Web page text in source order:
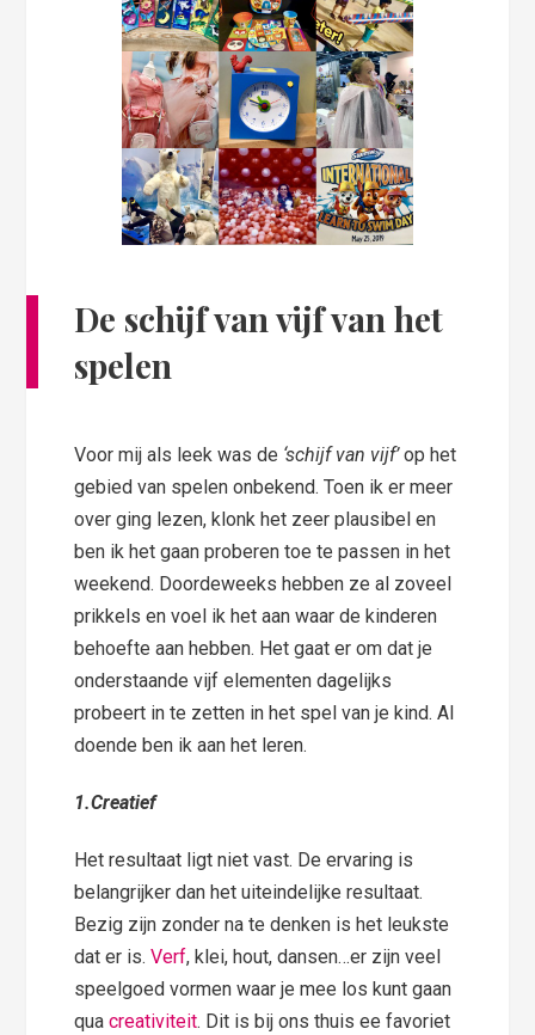
De schijf van vijf van het
spelen
Voor mij als leek was de ‘schijf van vijf’op het
gebied van spelen onbekend. Toen ik er meer
over ging lezen, klonk het zeer plausibel en
ben ik het gaan proberen toe te passen in het
weekend. Doordeweeks hebben ze al zoveel
prikkels en voel ik het aan waar de kinderen
behoefte aan hebben. Het gaat er om dat je
onderstaande vijf elementen dagelijks
probeert in te zetten in het spel van je kind. Al
doende ben ik aan het leren.
1.Creatief
Het resultaat ligt niet vast. De ervaring is
belangrijker dan het uiteindelijke resultaat.
Bezig zijn zonder na te denken is het leukste
dat er is.Verf, klei, hout, dansen…er zijn veel
speelgoed vormen waar je mee los kunt gaan
quacreativiteit. Dit is bij ons thuis ee favoriet